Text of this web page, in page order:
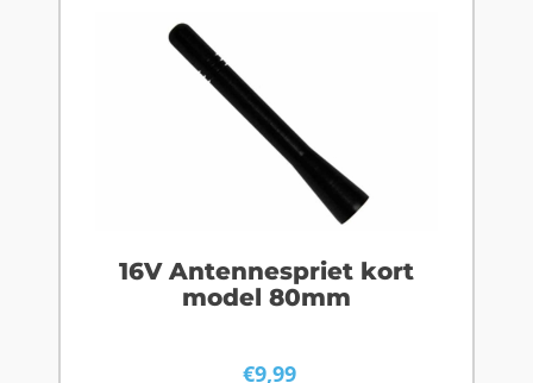
16V Antennespriet kort
model 80mm
€9,99